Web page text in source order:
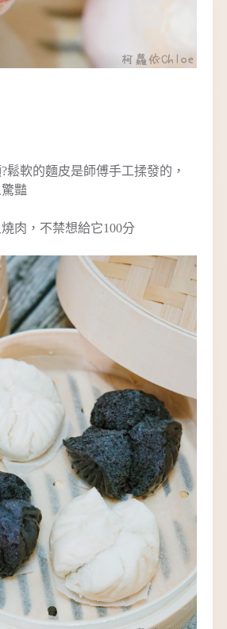
鬆軟的麵皮是師傅手工揉發的，
豔
肉，不禁想給它100分